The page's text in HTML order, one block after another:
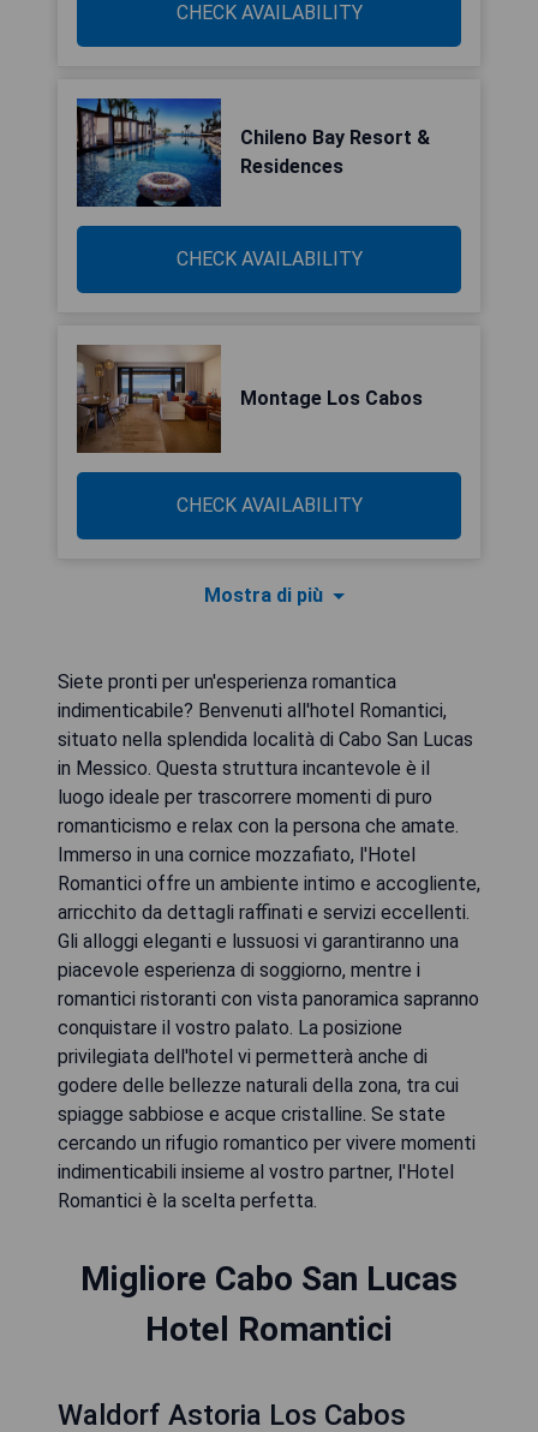
CHECK AVAILABILITY
Chileno Bay Resort &
Residences
CHECK AVAILABILITY
Montage Los Cabos
CHECK AVAILABILITY
Mostra di più
Siete pronti per un'esperienza romantica
indimenticabile? Benvenuti all'hotel Romantici,
situato nella splendida località di Cabo San Lucas
in Messico. Questa struttura incantevole è il
luogo ideale per trascorrere momenti di puro
romanticismo e relax con la persona che amate.
Immerso in una cornice mozzafiato, l'Hotel
Romantici offre un ambiente intimo e accogliente,
arricchito da dettagli raffinati e servizi eccellenti.
Gli alloggi eleganti e lussuosi vi garantiranno una
piacevole esperienza di soggiorno, mentre i
romantici ristoranti con vista panoramica sapranno
conquistare il vostro palato. La posizione
privilegiata dell'hotel vi permetterà anche di
godere delle bellezze naturali della zona, tra cui
spiagge sabbiose e acque cristalline. Se state
cercando un rifugio romantico per vivere momenti
indimenticabili insieme al vostro partner, l'Hotel
Romantici è la scelta perfetta.
Migliore Cabo San Lucas
Hotel Romantici
Waldorf Astoria Los Cabos